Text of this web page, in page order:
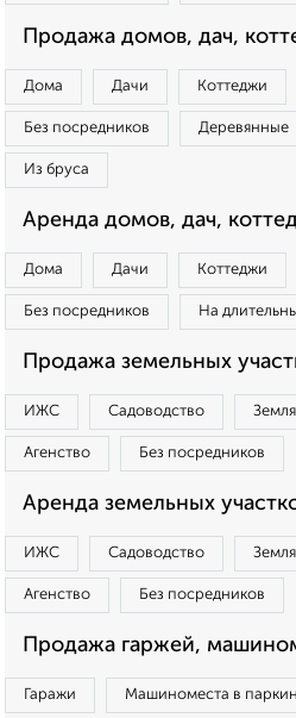
Продажа домов, дач,
Дома Дачи Коттеджи
Без посредников Деревянные
Из бруса
Аренда домов, дач,
Дома Дачи Коттеджи
Без посредников На
Продажа земельных
ИЖС Садоводство
Агенство Без посредников
Аренда земельных
ИЖС Садоводство
Агенство Без посредников
Продажа гаржей,
Гаражи Машиноместа в